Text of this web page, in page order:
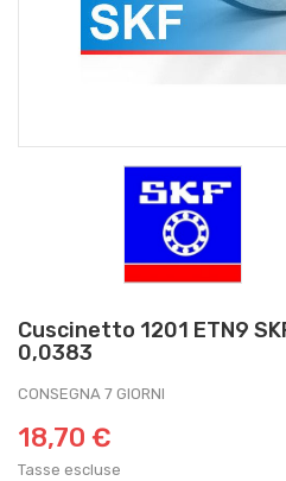
Cuscinetto 1201 ETN9
0,0383
CONSEGNA 7 GIORNI
18,70 €
Tasse escluse